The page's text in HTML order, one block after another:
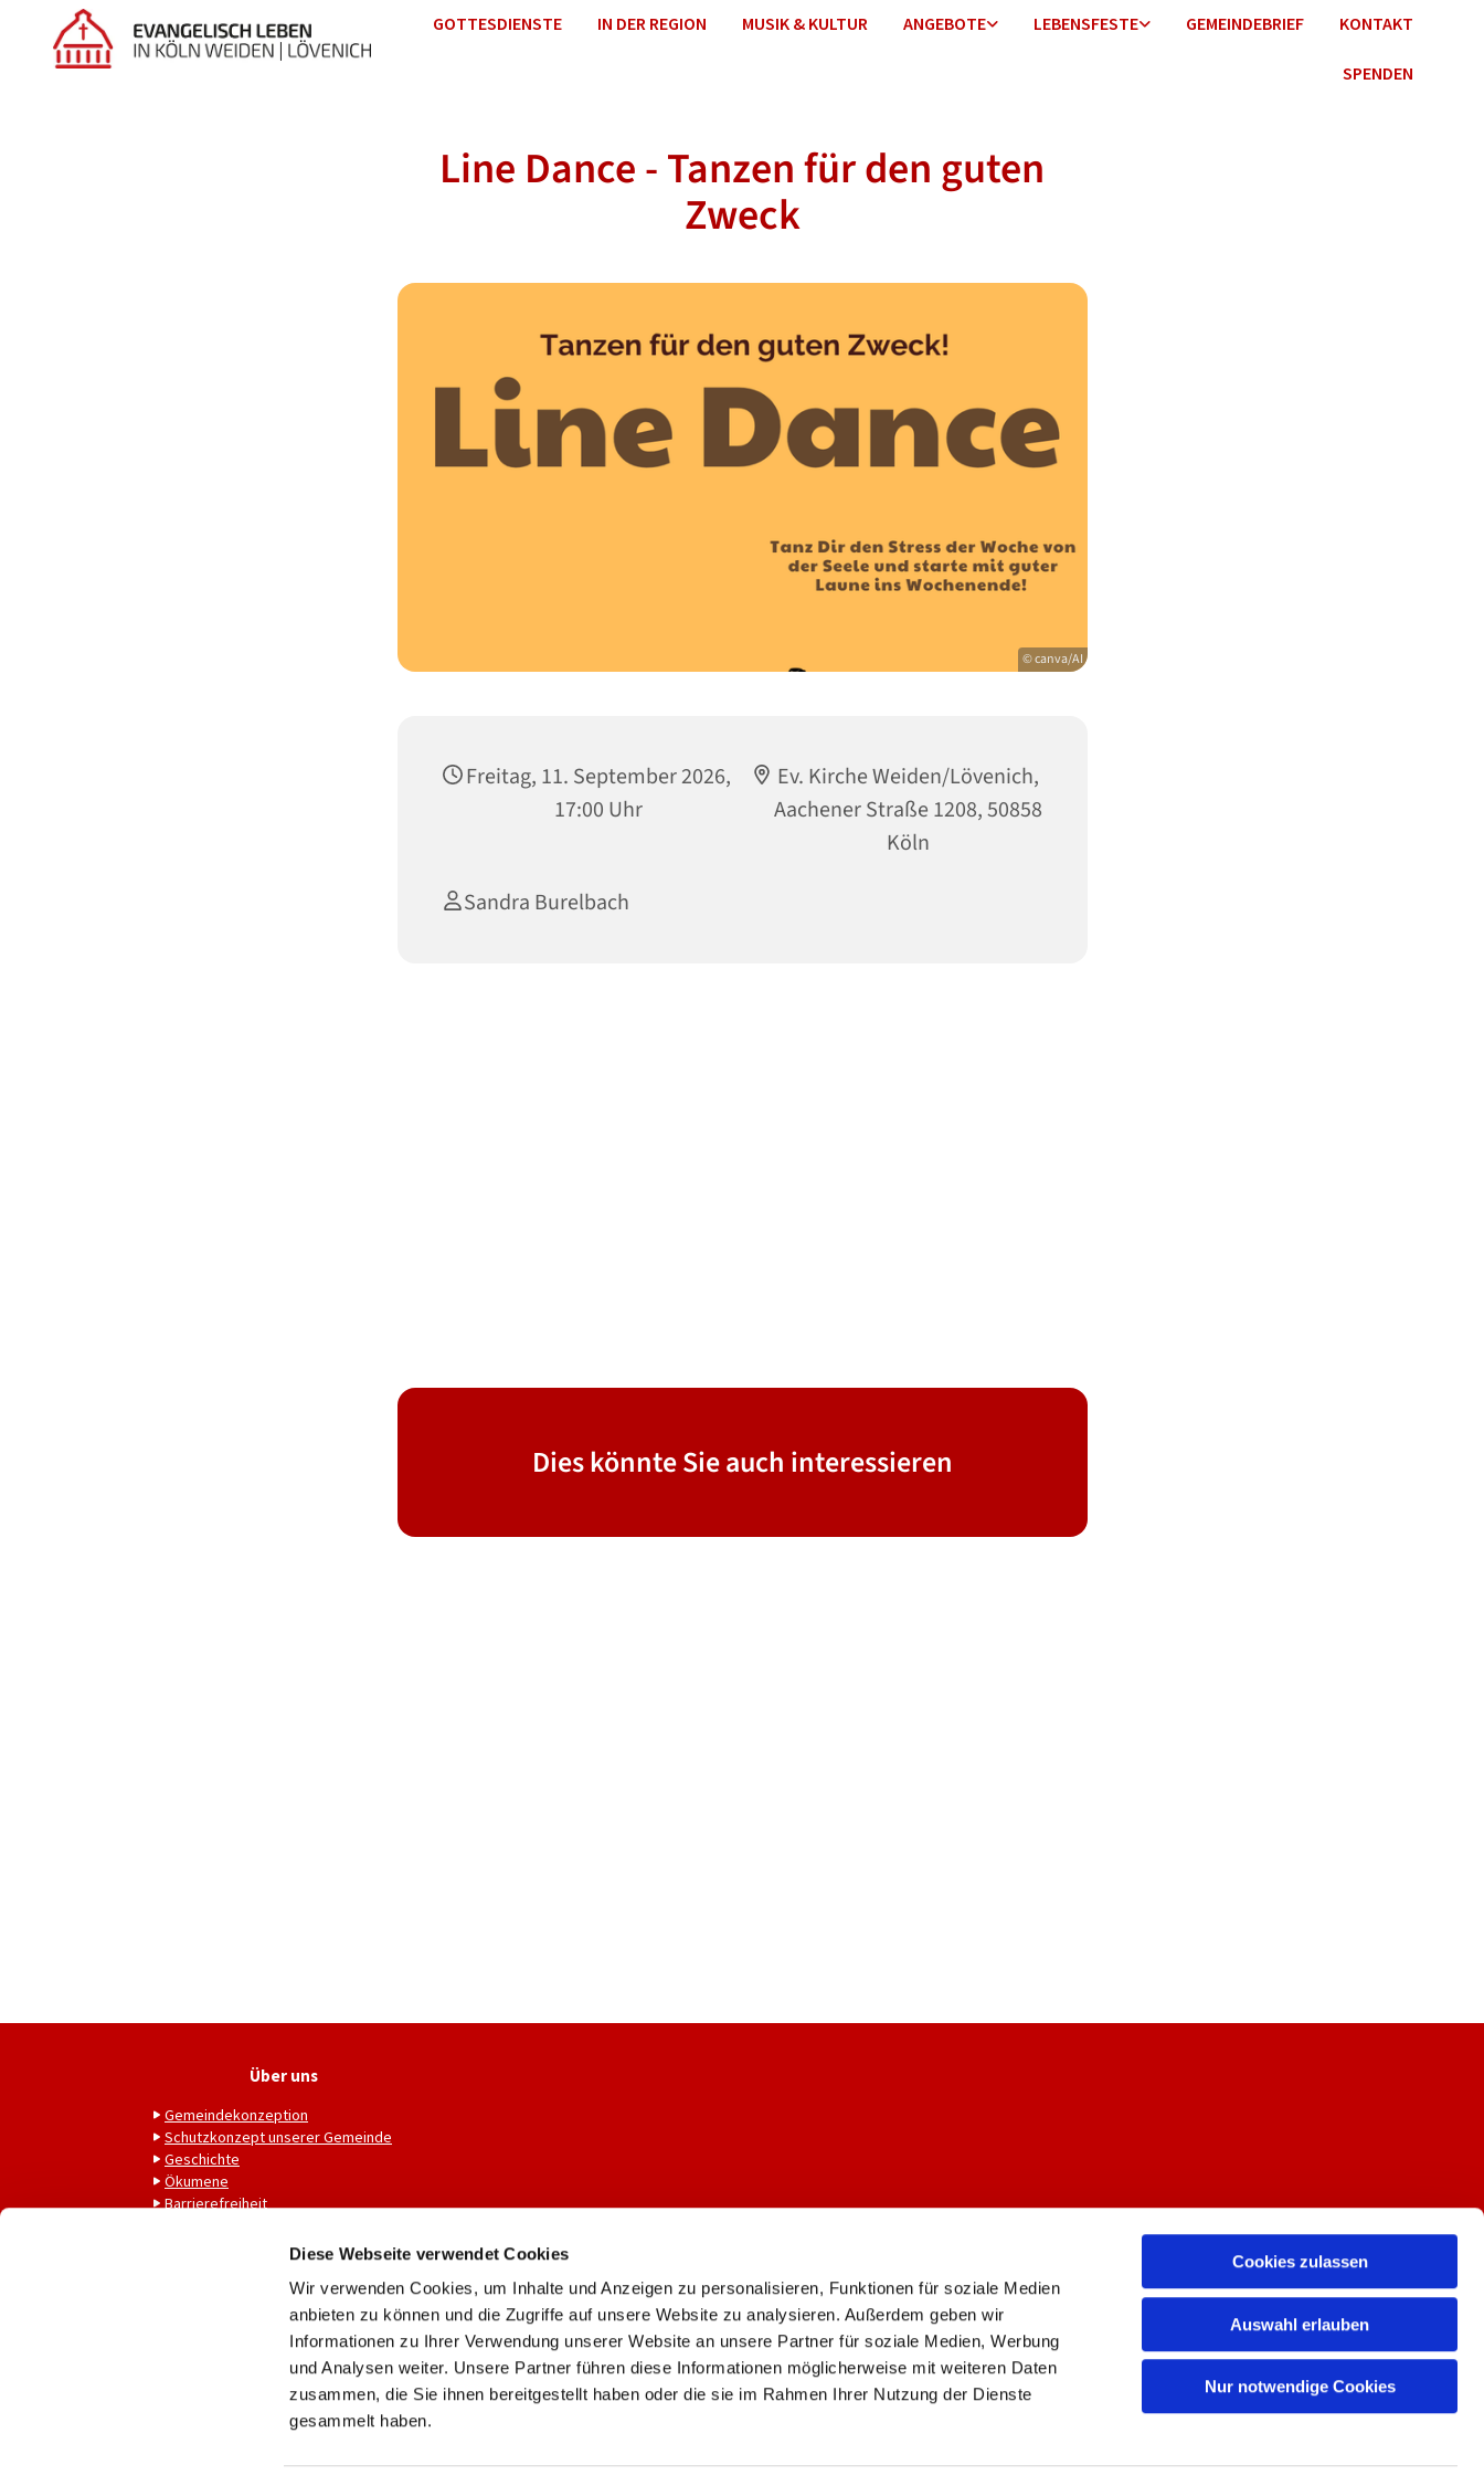
Diese Webseite verwendet Cookies
Wir verwenden Cookies, um Inhalte und Anzeigen zu personalisieren, Funktionen für soziale Medien
anbieten zu können und die Zugriffe auf unsere Website zu analysieren. Außerdem geben wir
Informationen zu Ihrer Verwendung unserer Website an unsere Partner für soziale Medien, Werbung
und Analysen weiter. Unsere Partner führen diese Informationen möglicherweise mit weiteren Daten
zusammen, die Sie ihnen bereitgestellt haben oder die sie im Rahmen Ihrer Nutzung der Dienste
gesammelt haben.
Cookies zulassen
Auswahl erlauben
Nur notwendige Cookies
GOTTESDIENSTE IN DER REGION MUSIK & KULTUR ANGEBOTE LEBENSFESTE GEMEINDEBRIEF KONTAKT
SPENDEN
Line Dance - Tanzen für den guten
Zweck
© canva/AI
Freitag, 11. September 2026,
17:00 Uhr
Ev. Kirche Weiden/Lövenich,
Aachener Straße 1208, 50858
Köln
Sandra Burelbach
Dies könnte Sie auch interessieren
Über uns
Gemeindekonzeption
Schutzkonzept unserer Gemeinde
Geschichte
Ökumene
Barrierefreiheit
Ev. Gemeinde Weiden/Lövenich
Kontaktinformationen Impressum